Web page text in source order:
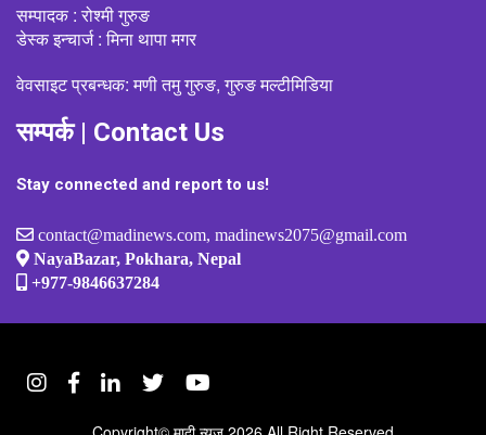
सम्पादक : रोश्मी गुरुङ
डेस्क इन्चार्ज : मिना थापा मगर
वेवसाइट प्रबन्धक: मणी तमु गुरुङ, गुरुङ मल्टीमिडिया
सम्पर्क | Contact Us
Stay connected and report to us!
contact@madinews.com, madinews2075@gmail.com
NayaBazar, Pokhara, Nepal
+977-9846637284